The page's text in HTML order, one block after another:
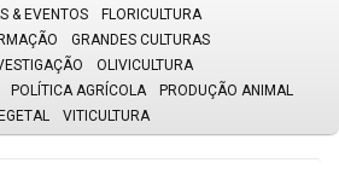
& EVENTOS
FLORICULTURA
GRANDES CULTURAS
OLIVICULTURA
POLÍTICA AGRÍCOLA
PRODUÇÃO ANIMAL
VITICULTURA